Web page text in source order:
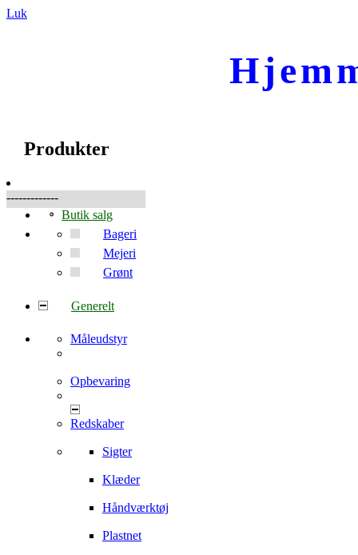
Luk
Produkter
-------------
Butik salg
Bageri
Mejeri
Grønt
Generelt
Måleudstyr
Opbevaring
Redskaber
Sigter
Klæder
Håndværktøj
Plastnet